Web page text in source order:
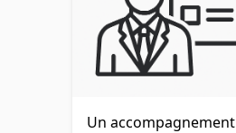
Un accompagnement